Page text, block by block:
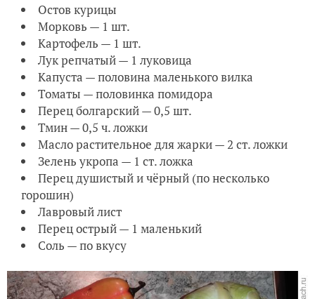
Остов курицы
Морковь — 1 шт.
Картофель — 1 шт.
Лук репчатый — 1 луковица
Капуста — половина маленького вилка
Томаты — половинка помидора
Перец болгарский — 0,5 шт.
Тмин — 0,5 ч. ложки
Масло растительное для жарки — 2 ст. ложки
Зелень укропа — 1 ст. ложка
Перец душистый и чёрный (по несколько
горошин)
Лавровый лист
Перец острый — 1 маленький
Соль — по вкусу